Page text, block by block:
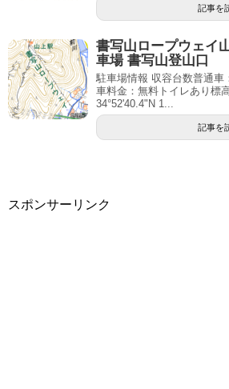
記事を
書写山ロープウェイ
車場 書写山登山口
駐車場情報 収容台数普通車
車料金：無料トイレあり標
34°52'40.4"N 1...
記事を
スポンサーリンク